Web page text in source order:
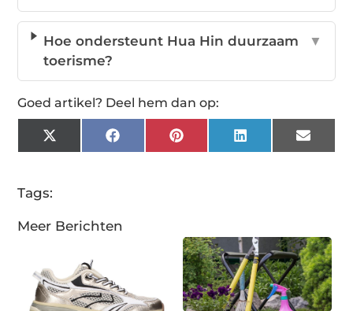
Hoe ondersteunt Hua Hin duurzaam
toerisme?
▼
Goed artikel? Deel hem dan op:
X
(Twitter)
FacebookPinterestLinkedInEmail
Tags:
Meer Berichten